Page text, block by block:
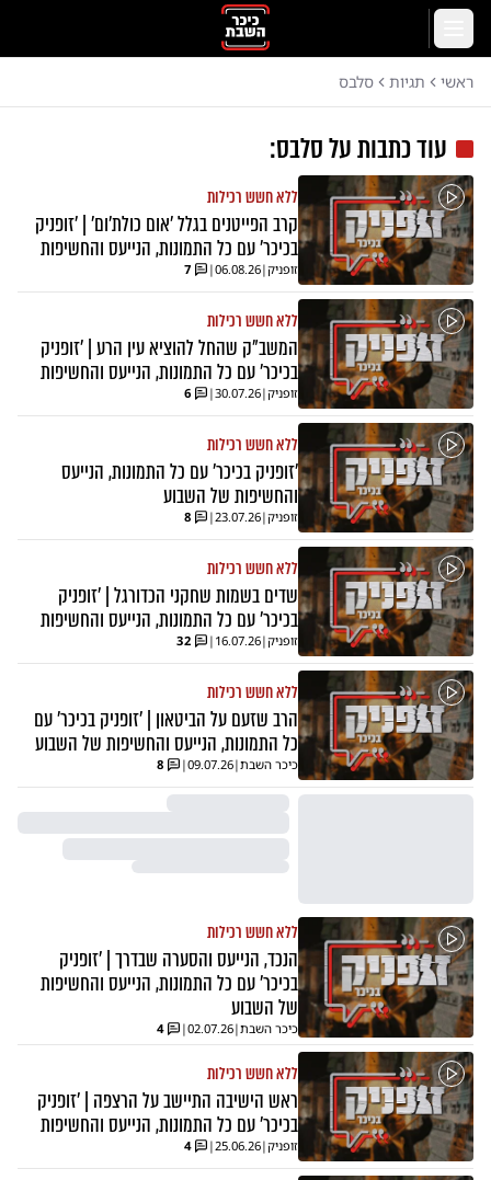
דלג לתוכן הראשי
ראשי תגיות סלבס
עוד כתבות עלסלבס:
ללא חשש רכילות
קרב הפייטנים בגלל 'אום כולת'ום' | 'זופניק
בכיכר' עם כל התמונות, הנייעס והחשיפות
זופניק|
06.08.26
|
7
ללא חשש רכילות
המשב"ק שהחל להוציא עין הרע | 'זופניק
בכיכר' עם כל התמונות, הנייעס והחשיפות
זופניק|
30.07.26
|
6
ללא חשש רכילות
'זופניק בכיכר' עם כל התמונות, הנייעס
והחשיפות של השבוע
זופניק|
23.07.26
|
8
ללא חשש רכילות
שדים בשמות שחקני הכדורגל | 'זופניק
בכיכר' עם כל התמונות, הנייעס והחשיפות
זופניק|
16.07.26
|
32
ללא חשש רכילות
הרב שזעם על הביטאון | 'זופניק בכיכר' עם
כל התמונות, הנייעס והחשיפות של השבוע
כיכר השבת|
09.07.26
|
8
ללא חשש רכילות
הנכד, הנייעס והסערה שבדרך | 'זופניק
בכיכר' עם כל התמונות, הנייעס והחשיפות
של השבוע
כיכר השבת|
02.07.26
|
4
ללא חשש רכילות
ראש הישיבה התיישב על הרצפה | 'זופניק
בכיכר' עם כל התמונות, הנייעס והחשיפות
זופניק|
25.06.26
|
4